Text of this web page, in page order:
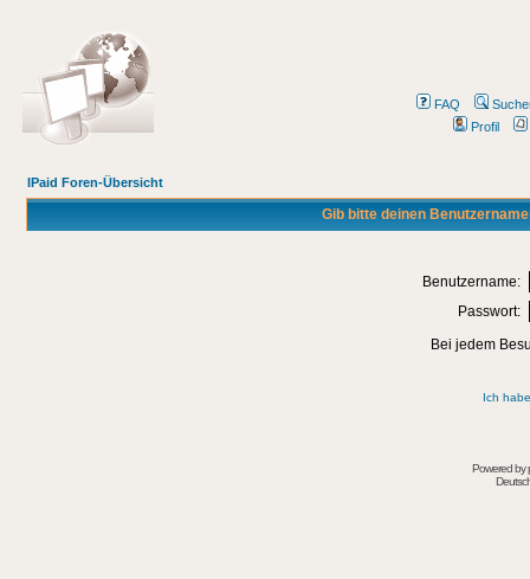
FAQ
Profil
IPaid Foren-Übersicht
Gib bitte deinen
Benutzername:
Passwort:
Bei jedem
Ich
Powered by